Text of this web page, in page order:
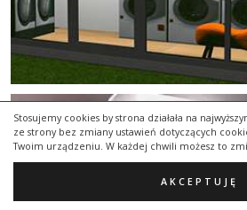
Stosujemy cookies by strona działała na
ze strony bez zmiany ustawień dotyczących
Twoim urządzeniu. W każdej chwili możesz to
AKCEPTUJĘ